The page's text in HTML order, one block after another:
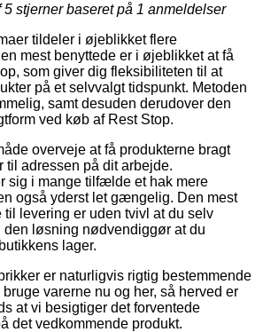
5 stjerner baseret på 1 anmeldelser
tildeler i øjeblikket flere
mest benyttede er i øjeblikket at få
som giver dig fleksibiliteten til at
på et selvvalgt tidspunkt. Metoden
samt desuden derudover den
ved køb af Rest Stop.
overveje at få produkterne bragt
til adressen på dit arbejde.
sig i mange tilfælde et hak mere
også yderst let gængelig. Den mest
til levering er uden tvivl at du selv
den løsning nødvendiggør at du
lager.
er naturligvis rigtig bestemmende
varerne nu og her, så herved er
at vi besigtiger det forventede
det vedkommende produkt.